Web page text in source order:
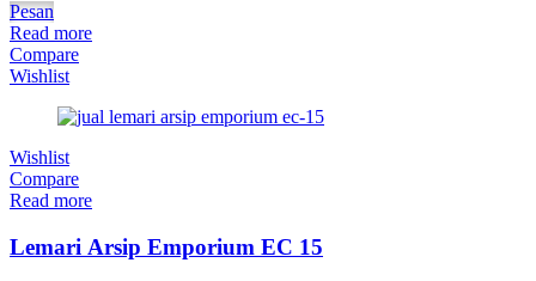
Pesan
Read more
Compare
Wishlist
Wishlist
Compare
Read more
Lemari Arsip Emporium EC 15